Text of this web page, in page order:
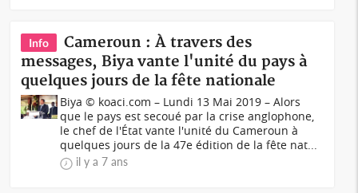
Info
Cameroun : À travers des
messages, Biya vante l'unité du pays à
quelques jours de la fête nationale
Biya © koaci.com – Lundi 13 Mai 2019 – Alors
que le pays est secoué par la crise anglophone,
le chef de l'État vante l'unité du Cameroun à
quelques jours de la 47e édition de la fête nat...
il y a 7 ans